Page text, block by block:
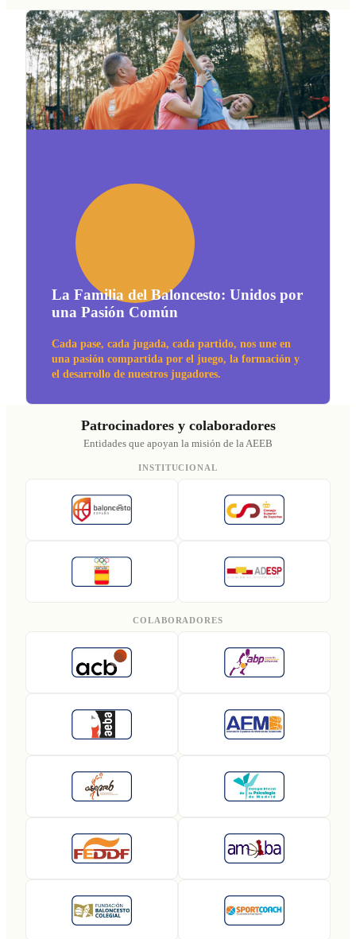
La Familia del Baloncesto: Unidos por
una Pasión Común
Cada pase, cada jugada, cada partido, nos une en
una pasión compartida por el juego, la formación y
el desarrollo de nuestros jugadores.
Patrocinadores y colaboradores
Entidades que apoyan la misión de la AEEB
INSTITUCIONAL
COLABORADORES